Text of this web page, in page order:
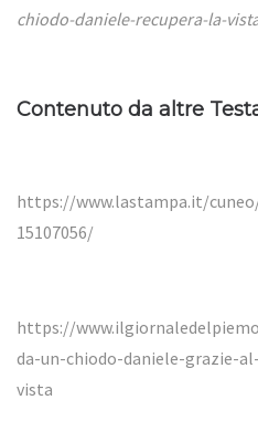
chiodo-daniele-recupera-la-
Contenuto da altre
https://www.lastampa.it/
15107056/
https://
da-un-chiodo-daniele-grazie-
vista